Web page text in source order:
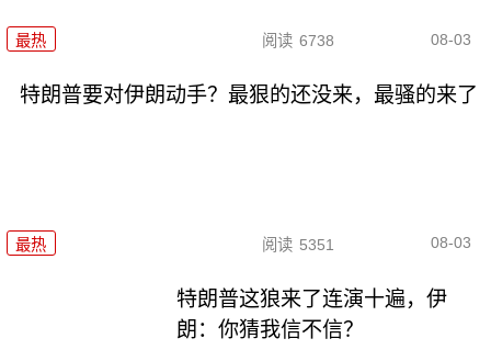
最热 阅读 6738 08-03
特朗普要对伊朗动手？最狠的还没来，最骚的来了
最热 阅读 5351 08-03
特朗普这狼来了连演十遍，伊
朗：你猜我信不信？